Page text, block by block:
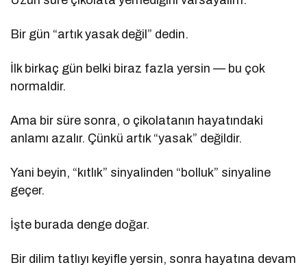
Bir gün “artık yasak değil” dedin.
İlk birkaç gün belki biraz fazla yersin — bu çok
normaldir.
Ama bir süre sonra, o çikolatanın hayatındaki
anlamı azalır. Çünkü artık “yasak” değildir.
Yani beyin, “kıtlık” sinyalinden “bolluk” sinyaline
geçer.
İşte burada denge doğar.
Bir dilim tatlıyı keyifle yersin, sonra hayatına devam